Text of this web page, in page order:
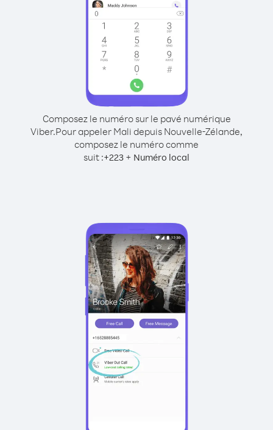
Composez le numéro sur le pavé numérique
Viber.Pour appeler Mali depuis Nouvelle-Zélande,
composez le numéro comme
suit :+223 + Numéro local